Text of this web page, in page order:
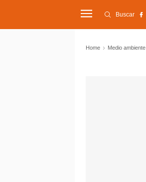
Buscar
Home Medio ambiente